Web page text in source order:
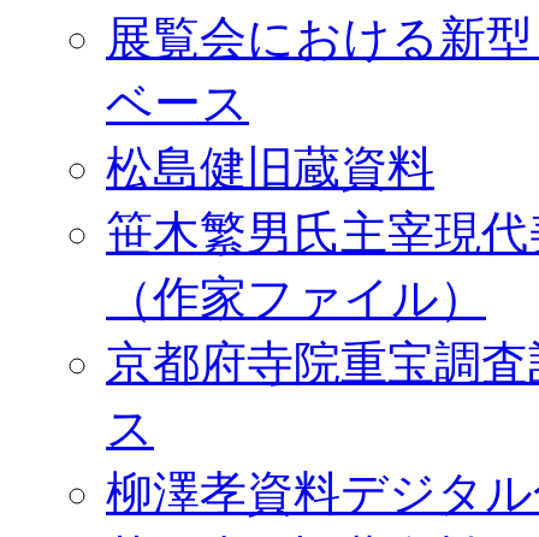
展覧会における新
ベース
松島健旧蔵資料
笹木繁男氏主宰現
（作家ファイル）
京都府寺院重宝調
ス
柳澤孝資料デジタ